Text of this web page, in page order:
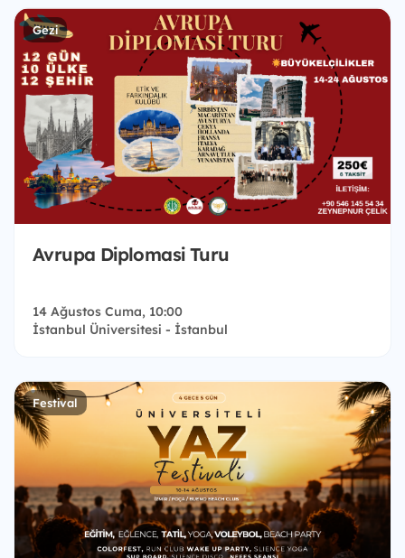
Gezi
Avrupa Diplomasi Turu
14 Ağustos Cuma, 10:00
İstanbul Üniversitesi - İstanbul
Festival